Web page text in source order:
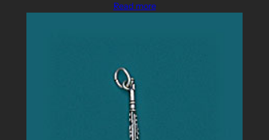
Read more